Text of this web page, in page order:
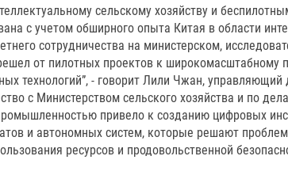
сельскому хозяйству и
с учетом обширного опыта Китая в области
сотрудничества на министерском,
от пилотных проектов к широкомасштабному
технологий”, - говорит Лили Чжан, управляющий
с Министерством сельского хозяйства и по
привело к созданию цифровых
и автономных систем, которые решают
ресурсов и продовольственной